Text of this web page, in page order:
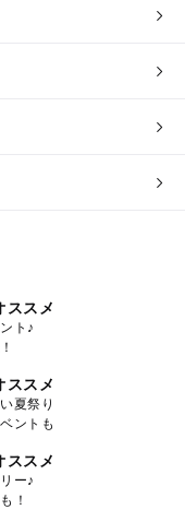
ススメ
ト♪
ススメ
夏祭り
ントも
ススメ
ー♪
！